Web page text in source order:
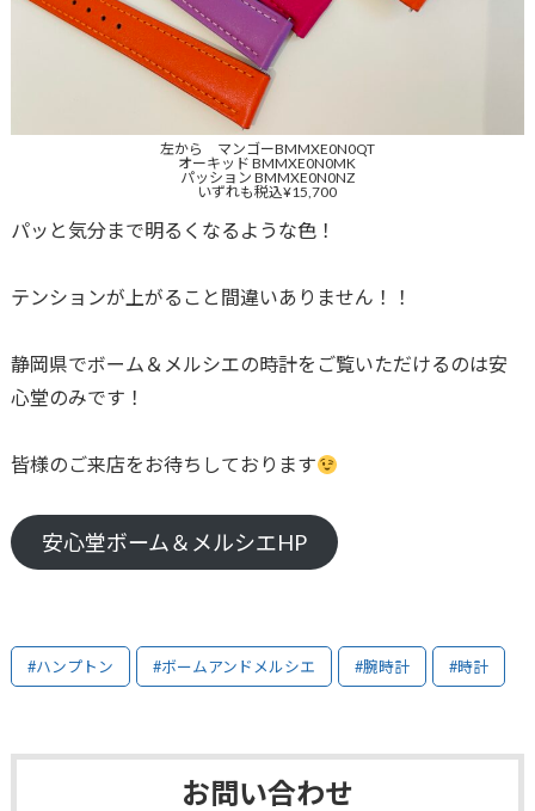
左から マンゴーBMMXE0N0QT
オーキッド BMMXE0N0MK
パッション BMMXE0N0NZ
いずれも税込¥15,700
パッと気分まで明るくなるような色！
テンションが上がること間違いありません！！
静岡県でボーム＆メルシエの時計をご覧いただけるのは安
心堂のみです！
皆様のご来店をお待ちしております
安心堂ボーム＆メルシエHP
#ハンプトン #ボームアンドメルシエ #腕時計 #時計
お問い合わせ